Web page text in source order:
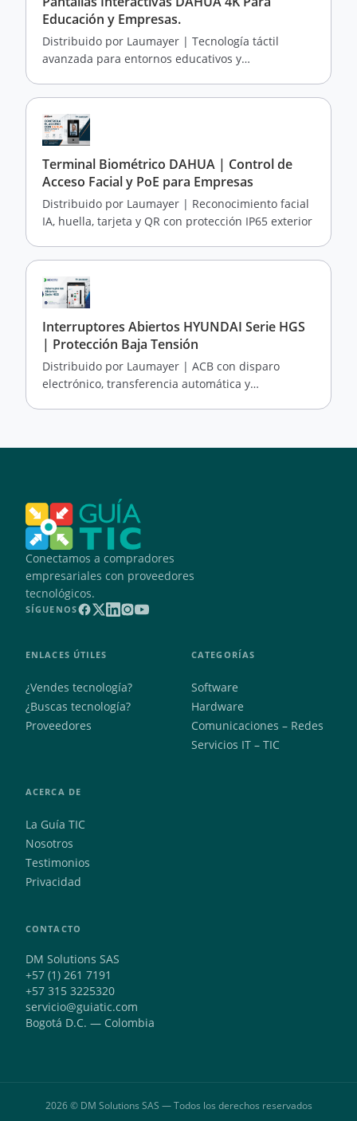
Educación y Empresas.
Distribuido por Laumayer | Tecnología táctil
avanzada para entornos educativos y
tiempo real
Terminal Biométrico DAHUA | Control de
Acceso Facial y PoE para Empresas
Distribuido por Laumayer | Reconocimiento facial
IA, huella, tarjeta y QR con protección IP65 exterior
Interruptores Abiertos HYUNDAI Serie HGS
| Protección Baja Tensión
Distribuido por Laumayer | ACB con disparo
electrónico, transferencia automática y
Conectamos a compradores
empresariales con proveedores
tecnológicos.
SÍGUENOS
ENLACES ÚTILES
¿Vendes tecnología?
¿Buscas tecnología?
Proveedores
CATEGORÍAS
Software
Hardware
Comunicaciones – Redes
Servicios IT – TIC
ACERCA DE
La Guía TIC
Nosotros
Testimonios
Privacidad
CONTACTO
DM Solutions SAS
+57 (1) 261 7191
+57 315 3225320
servicio@guiatic.com
Bogotá D.C. — Colombia
2026 © DM Solutions SAS — Todos los derechos reservados